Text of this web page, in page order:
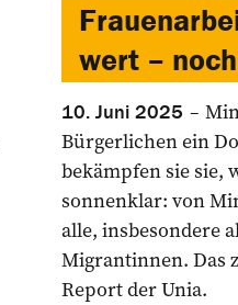
wert –
10. Juni 2025
Bürgerlichen ein
bekämpfen sie sie,
sonnenklar: von
alle, insbesondere
Migrantinnen. Das
Report der Unia.